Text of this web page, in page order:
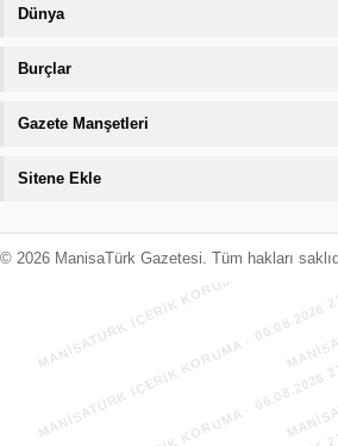
Dünya
Burçlar
Gazete Manşetleri
Sitene Ekle
© 2026 ManisaTürk Gazetesi. Tüm hakları
MANİSATÜRK İÇERİK KORUMA ·
MANİSATÜRK İÇERİK KORUMA ·